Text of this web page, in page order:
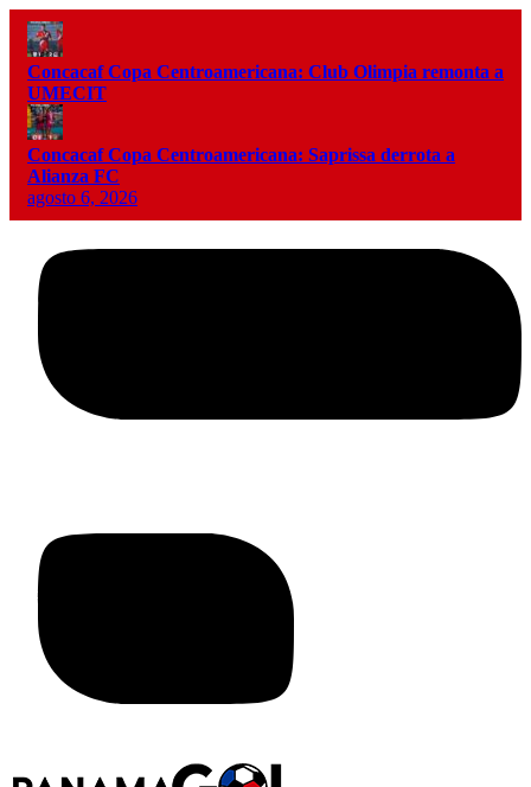
Concacaf Copa Centroamericana: Club Olimpia remonta a
UMECIT
Concacaf Copa Centroamericana: Saprissa derrota a
Alianza FC
agosto 6, 2026